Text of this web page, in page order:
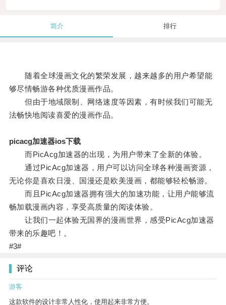
简介 排行
随着全球漫画文化的繁荣发展，越来越多的用户希望能
够尽情畅游各种优质漫画作品。
但由于地域限制、网络速度等因素，有时候我们可能无
法畅快地阅读喜爱的漫画作品。
picacg加速器ios下载
而PicAcg加速器的出现，为用户带来了全新的体验。
通过PicAcg加速器，用户可以访问全球各种漫画资源，
无论你是喜欢日漫、国漫还是欧美漫画，都能够轻松畅游。
而且PicAcg加速器拥有强大的加速功能，让用户能够流
畅加载漫画内容，享受高质量的阅读体验。
让我们一起体验无国界的漫画世界，感受PicAcg加速器
带来的乐趣吧！。
#3#
评论
游客
这款软件的设计非常人性化，使用起来非常方便。